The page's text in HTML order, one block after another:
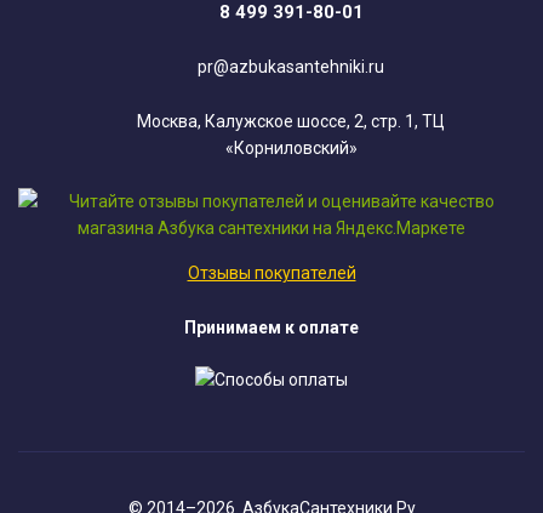
8 499 391-80-01
pr@azbukasantehniki.ru
Москва, Калужское шоссе, 2, стр. 1, ТЦ
«Корниловский»
Отзывы покупателей
Принимаем к оплате
© 2014–2026. АзбукаСантехники.Ру